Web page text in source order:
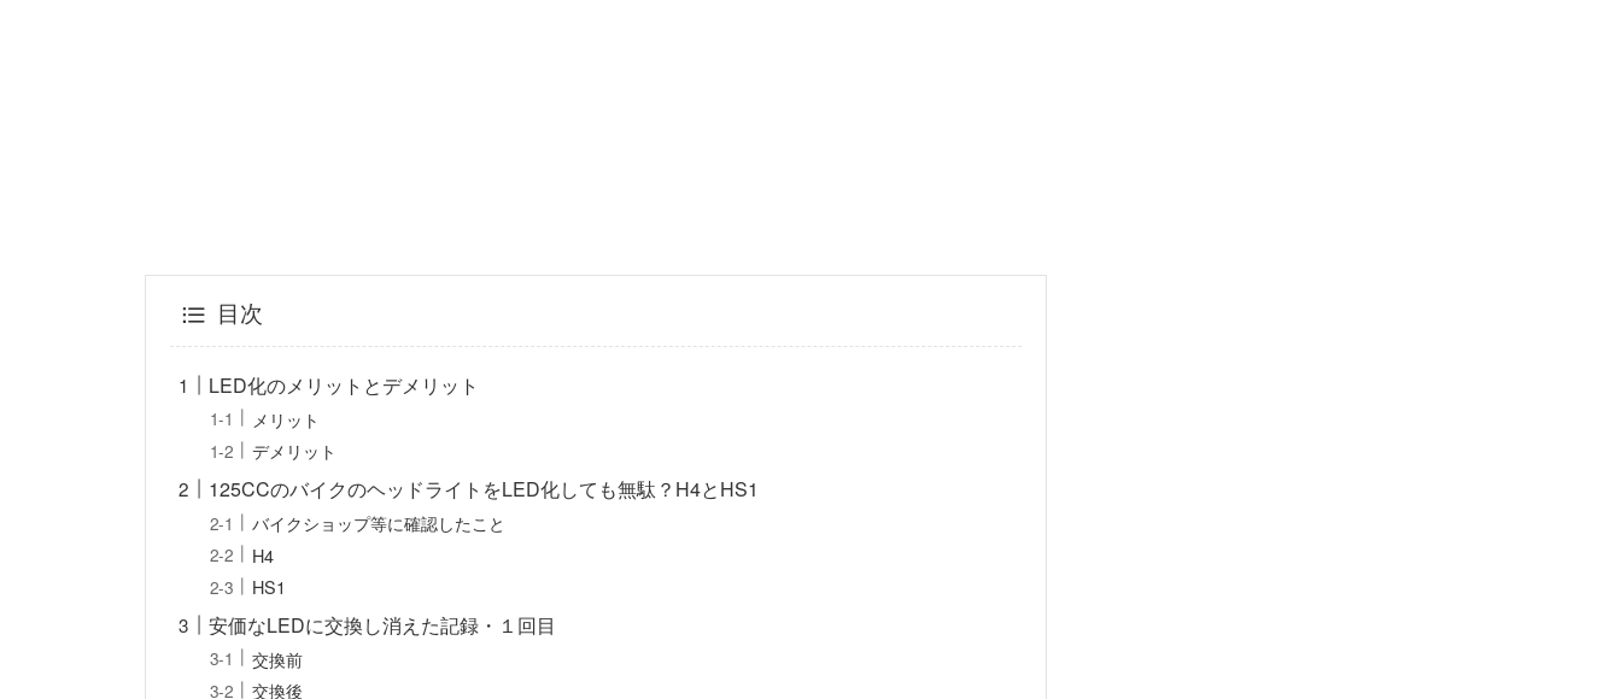
目次
LED化のメリットとデメリット
メリット
デメリット
125CCのバイクのヘッドライトをLED化しても無駄？H4とHS1
バイクショップ等に確認したこと
H4
HS1
安価なLEDに交換し消えた記録・１回目
交換前
交換後